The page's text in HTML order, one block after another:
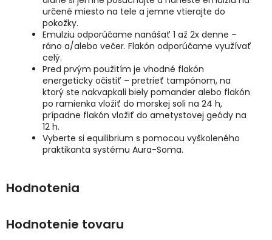
určené miesto na tele a jemne vtierajte do
pokožky.
Emulziu odporúčame nanášať 1 až 2x denne –
ráno a/alebo večer. Flakón odporúčame využívať
celý.
Pred prvým použitím je vhodné flakón
energeticky očistiť – pretrieť tampónom, na
ktorý ste nakvapkali biely pomander alebo flakón
po ramienka vložiť do morskej soli na 24 h,
prípadne flakón vložiť do ametystovej geódy na
12 h.
Vyberte si equilibrium s pomocou vyškoleného
praktikanta systému Aura-Soma.
Hodnotenie tovaru